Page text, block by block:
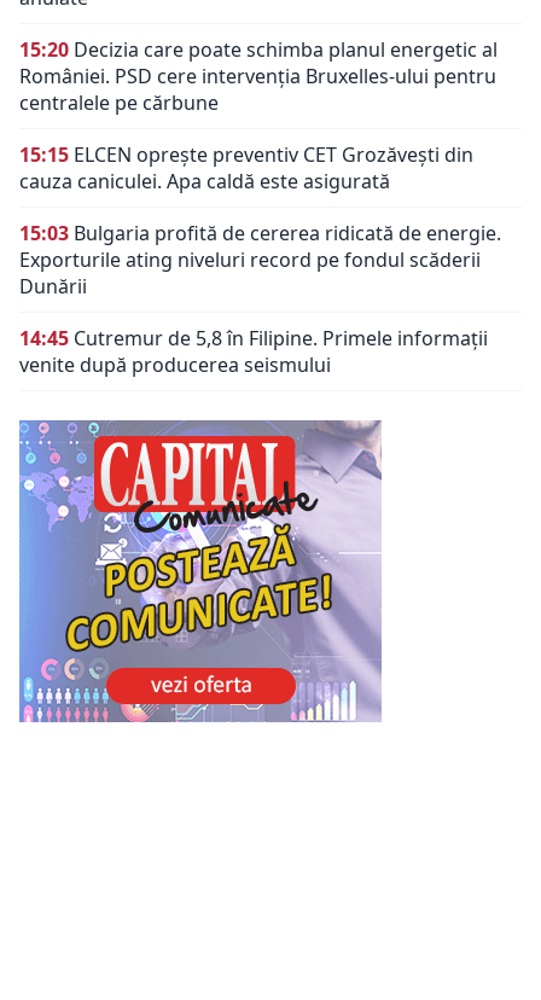
15:20 Decizia care poate schimba planul energetic al
României. PSD cere intervenția Bruxelles-ului pentru
centralele pe cărbune
15:15 ELCEN oprește preventiv CET Grozăvești din
cauza caniculei. Apa caldă este asigurată
15:03 Bulgaria profită de cererea ridicată de energie.
Exporturile ating niveluri record pe fondul scăderii
Dunării
14:45 Cutremur de 5,8 în Filipine. Primele informații
venite după producerea seismului